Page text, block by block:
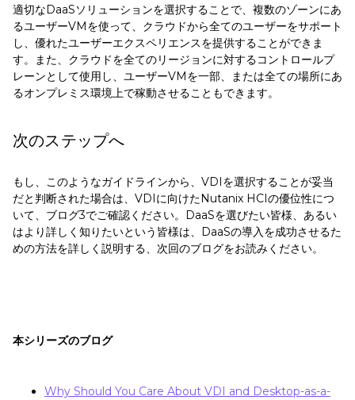
適切なDaaSソリューションを選択することで、複数のゾーンにあ
るユーザーVMを使って、クラウドから全てのユーザーをサポート
し、優れたユーザーエクスペリエンスを提供することができま
す。また、クラウドを全てのリージョンに対するコントロールプ
レーンとして使用し、ユーザーVMを一部、または全ての場所にあ
るオンプレミス環境上で稼動させることもできます。
次のステップへ
もし、このようなガイドラインから、VDIを選択することが妥当
だと判断された場合は、VDIに向けたNutanix HCIの優位性につ
いて、ブログ3でご確認ください。DaaSを選びたい皆様、あるい
はより詳しく知りたいという皆様は、DaaSの導入を成功させるた
めの方法を詳しく説明する、次回のブログをお読みください。
本シリーズのブログ
Why Should You Care About VDI and Desktop-as-a-